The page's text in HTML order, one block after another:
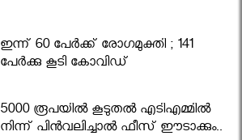
ഇന്ന് 60 പേർക്ക് രോഗമുക്തി ; 141
പേര്‍ക്കു കൂടി കോവിഡ്
5000 രൂപയിൽ കൂടുതൽ എടിഎമ്മിൽ
നിന്ന് പിൻവലിച്ചാൽ ഫീസ് ഈടാക്കും..